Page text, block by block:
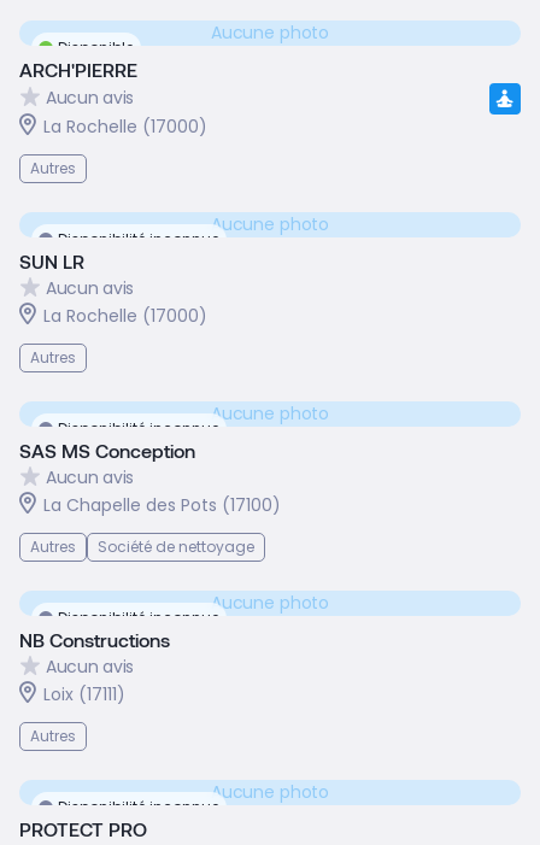
Disponible
Aucune photo
ARCH'PIERRE
Aucun avis
La Rochelle (17000)
Autres
Disponibilité inconnue
Aucune photo
SUN LR
Aucun avis
La Rochelle (17000)
Autres
Disponibilité inconnue
Aucune photo
SAS MS Conception
Aucun avis
La Chapelle des Pots (17100)
Autres Société de nettoyage
Disponibilité inconnue
Aucune photo
NB Constructions
Aucun avis
Loix (17111)
Autres
Disponibilité inconnue
Aucune photo
PROTECT PRO